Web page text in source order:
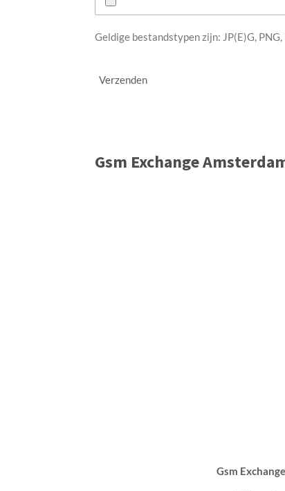
Geldige bestandstypen zijn: JP(E)G, PNG,
Verzenden
Gsm Exchange
Gsm